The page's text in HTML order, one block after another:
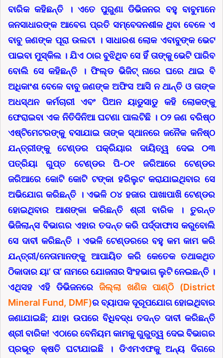
ବାରିକ କହିଛନ୍ତି । ଏତେ ପୁରୁଣା ଡିଭିଜନର ବହୁ ବାବୁମାନେ
ଜନସାଧାରଙ୍କ ଆବେଗ ପ୍ରତି ସମ୍ବେଦନଶୀଳ ଥିବା ବେଳେ ଏ
ବାବୁ ଜଣଙ୍କ ପୂରା ଉଲଟା । ସାଧାରଶ ଲୋକ ଏବାବୁଙ୍କ ଭେଟ
ପାଇବା ମୁସ୍କିଲ । ଯିଏ ଠାର ବୁଝିଥିବ ସେ ହିଁ ତାଙ୍କୁ ଭେଟି ପାରିବ
ବୋଲି ସେ କହିଛନ୍ତି । ଫିଲ୍ଡ ଭିଜିଟ୍ ନାରେ ଘରେ ଥାଇ ବି
ଅଧିକାଂଶ ବେଳେ ବାବୁ ଜଣଙ୍କ ଅଫିସ ଆସି ନ ଥାନ୍ତି ଓ ତାଙ୍କ
ଅଧସ୍ଥନ କର୍ମଚାରୀ ଏବଂ ପିଅନ ୟାଡୁସାଡୁ କହି ଲୋକଙ୍କୁ
ଫେରାଇବା ଏକ ନିତିଦିନିଆ ଘଟଣା ପାଲଟିଛି । ୦୨ ଜଣ ବରିଷ୍ଠ
ଏଷ୍ଟିମେଟରଙ୍କୁ ବସାଯାଇ ତାଙ୍କ ସ୍ଥାନରେ ଜନୈକ କନିଷ୍ଠ
ଯନ୍ତ୍ରୀଙ୍କୁ ଟେଣ୍ଡର ପକ୍ରିୟାର ଦାୟିତ୍ୱ ଦେଇ ୦୩
ପତ୍ରିୟା ଗୁପ୍ତ ଟେଣ୍ଡର ପି-୦୧ ଜରିଆରେ ଟେଣ୍ଡର
ଜରିଆରେ କୋଟି କୋଟି ଟଙ୍କା ହରିଲୁଟ କରାଯାଇଥିବାର ସେ
ଅଭିଯୋଗ କରିଛନ୍ତି । ଏଭଳି ୦୪ ହଜାର ପାଖାପାଖି ଟେଣ୍ଡର
ହୋଇଥିବାର ଆଶଙ୍କା କରିଛନ୍ତି ଶ୍ରୀ ବାରିକ । ତୁରନ୍ତ
ଭିଜିଲାନ୍ସ ବିଭାଗର ଏହାର ତଦନ୍ତ କରି ପର୍ଦ୍ଦାଫାସ କରୁବୋଲି
ସେ ଦାବୀ କରିଛନ୍ତି । ଏଭଳି ଟେଣ୍ଡରରେ ବହୁ କମ କାମ କରି
ଯନ୍ତ୍ରୀ/ନେତାମାନଙ୍କୁ ଆପାୟିତ କରି କେତେକ ତଥାକଥିତ
ଠିକାଦାର ୟା’ ତା’ ନାମରେ ଯୋଜନାର ସିଂହଭାଗ ଲୁଟି ନେଇଛନ୍ତି ।
ଏଥିସହ ଏହି ଡିଭିଜନରେ ଜିଲ୍ଲା ଖଣିଜ ପାଣ୍ଠି (District
Mineral Fund, DMF)ର ବ୍ୟାପକ ଦୂରୂପଯୋଗ ହୋଇଥିବାର
ଜଣାଯାଇଛି; ଯାହା ଉପରେ ବିଧିବଦ୍ଧ ତଦନ୍ତ ଦାବୀ କରିଛନ୍ତି
ଶ୍ରୀ ବାରିକ! ଏଠାରେ ବେନିୟମ କାମକୁ ଗୁରୁତ୍ୱ ଦେଇ ବିଭାଗର
ପ୍ରଭୂତ କ୍ଷତି ଘଟାଯାଇଛି । ଡିଏମଏଫକୁ ଅନ୍ୟ ଦିଗରେ